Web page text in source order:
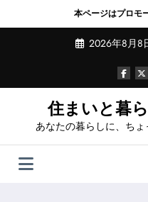
本ページはプロモ
ツ
2026年8月8
住まいと暮
あなたの暮らしに、ちょ